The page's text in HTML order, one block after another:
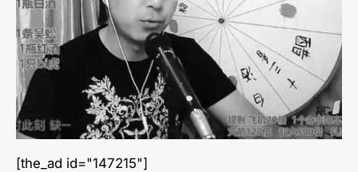
[the_ad id="147215"]